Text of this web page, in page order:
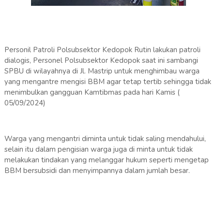
Personil Patroli Polsubsektor Kedopok Rutin lakukan patroli
dialogis, Personel Polsubsektor Kedopok saat ini sambangi
SPBU di wilayahnya di Jl. Mastrip untuk menghimbau warga
yang mengantre mengisi BBM agar tetap tertib sehingga tidak
menimbulkan gangguan Kamtibmas pada hari Kamis (
05/09/2024)
Warga yang mengantri diminta untuk tidak saling mendahului,
selain itu dalam pengisian warga juga di minta untuk tidak
melakukan tindakan yang melanggar hukum seperti mengetap
BBM bersubsidi dan menyimpannya dalam jumlah besar.